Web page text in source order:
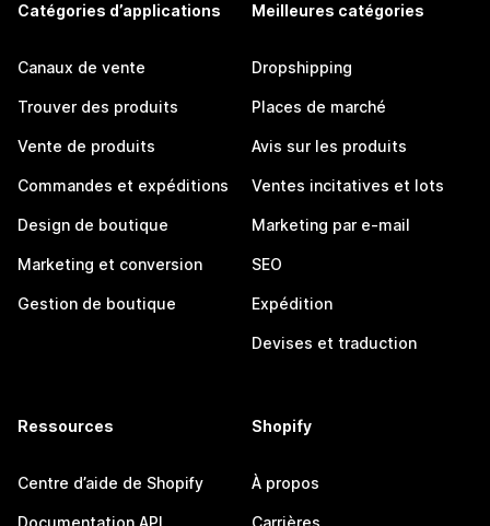
Catégories d’applications
Canaux de vente
Trouver des produits
Vente de produits
Commandes et expéditions
Design de boutique
Marketing et conversion
Gestion de boutique
Meilleures catégories
Dropshipping
Places de marché
Avis sur les produits
Ventes incitatives et lots
Marketing par e-mail
SEO
Expédition
Devises et traduction
Ressources
Centre d’aide de Shopify
Documentation API
Shopify
À propos
Carrières